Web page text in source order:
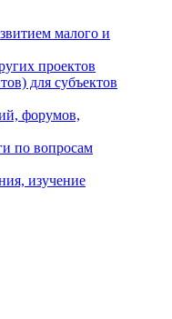
малого и
проектов
для субъектов
форумов,
по вопросам
изучение